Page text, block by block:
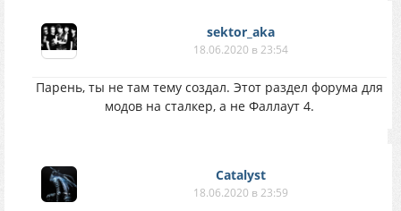
sektor_aka
18.06.2020 в 23:54
Парень, ты не там тему создал. Этот раздел форума для
модов на сталкер, а не Фаллаут 4.
Catalyst
18.06.2020 в 23:59